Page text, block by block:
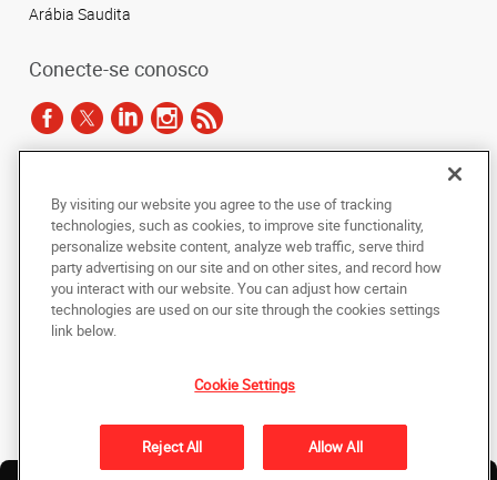
Arábia Saudita
Conecte-se conosco
Copyright © 2024 AlphaGraphics Printshops do Brasil. Todos os direitos
reservados.
Avenida das Nações Unidas, Loja 147 E - Brooklin
De volta ao topo
Política de Privacidade
copiada, fotocopiada, reproduzida, traduzida ou reduzida a qualquer meio
eletrônico ou forma legível por máquina, no todo ou em parte, sem o
consentimento prévio por escrito da AlphaGraphics Brasil.
By visiting our website you agree to the use of tracking
technologies, such as cookies, to improve site functionality,
personalize website content, analyze web traffic, serve third
party advertising on our site and on other sites, and record how
you interact with our website. You can adjust how certain
technologies are used on our site through the cookies settings
link below.
Cookie Settings
Reject All Allow All